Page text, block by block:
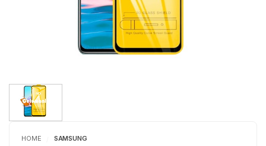
HOME SAMSUNG